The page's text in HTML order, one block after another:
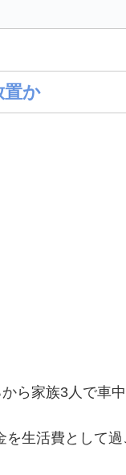
置か
ら家族3人で車
生活費として